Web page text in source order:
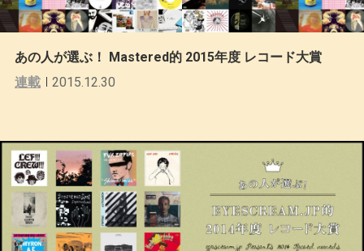
あの人が選ぶ！ Mastered的 2015年度 レコード大賞
連載
2015.12.30